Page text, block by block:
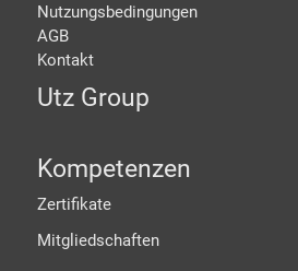
Nutzungsbedingungen
AGB
Kontakt
Utz Group
Kompetenzen
Zertifikate
Mitgliedschaften